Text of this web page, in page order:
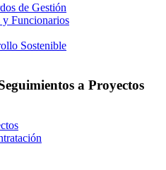
de Gestión
Funcionarios
Sostenible
a Proyectos